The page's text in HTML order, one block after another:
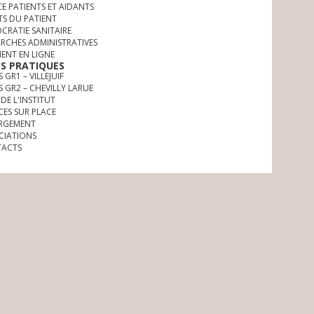
PATIENTS ET AIDANTS
DU PATIENT
SANITAIRE
ADMINISTRATIVES
EN LIGNE
PRATIQUES
GR1 – VILLEJUIF
GR2 – CHEVILLY LARUE
L'INSTITUT
SUR PLACE